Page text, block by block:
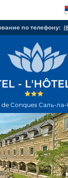
по телефону:
-
Conques Саль-ла-